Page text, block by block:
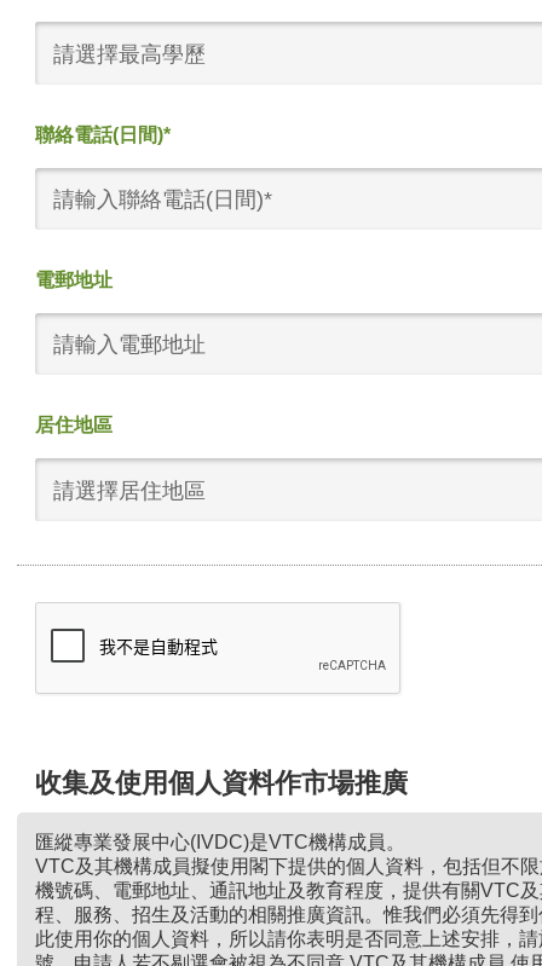
請選擇最高學歷
聯絡電話(日間)*
電郵地址
居住地區
請選擇居住地區
收集及使用個人資料作市場推廣
匯縱專業發展中心(IVDC)是VTC機構成員。
VTC及其機構成員擬使用閣下提供的個人資料，包括但不
機號碼、電郵地址、通訊地址及教育程度，提供有關VTC
程、服務、招生及活動的相關推廣資訊。惟我們必須先得
此使用你的個人資料，所以請你表明是否同意上述安排，